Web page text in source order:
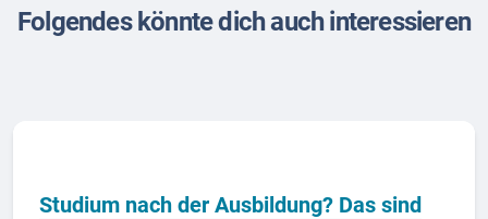
Folgendes könnte dich auch interessieren
Studium nach der Ausbildung? Das sind